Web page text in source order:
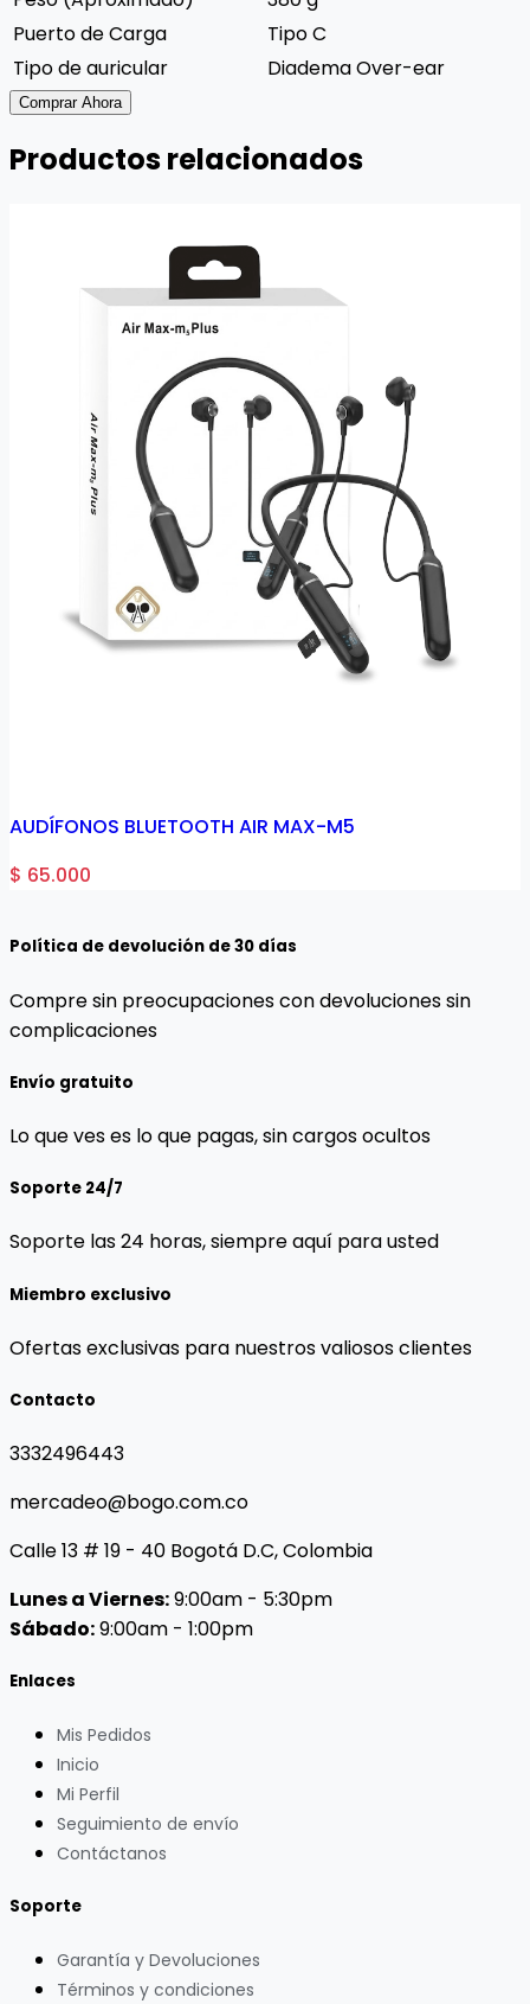
Puerto de Carga
Tipo C
Tipo de auricular
Diadema Over-ear
Comprar Ahora
Productos relacionados
AUDÍFONOS BLUETOOTH AIR MAX-M5
$ 65.000
Política de devolución de 30 días
Compre sin preocupaciones con devoluciones sin
complicaciones
Envío gratuito
Lo que ves es lo que pagas, sin cargos ocultos
Soporte 24/7
Soporte las 24 horas, siempre aquí para usted
Miembro exclusivo
Ofertas exclusivas para nuestros valiosos clientes
Contacto
3332496443
mercadeo@bogo.com.co
Calle 13 # 19 - 40 Bogotá D.C, Colombia
Lunes a Viernes:9:00am - 5:30pm
Sábado:9:00am - 1:00pm
Enlaces
Mis Pedidos
Inicio
Mi Perfil
Seguimiento de envío
Contáctanos
Soporte
Garantía y Devoluciones
Términos y condiciones